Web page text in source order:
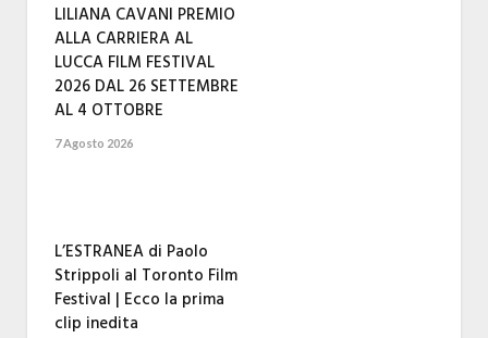
LILIANA CAVANI PREMIO
ALLA CARRIERA AL
LUCCA FILM FESTIVAL
2026 DAL 26 SETTEMBRE
AL 4 OTTOBRE
7 Agosto 2026
L’ESTRANEA di Paolo
Strippoli al Toronto Film
Festival | Ecco la prima
clip inedita